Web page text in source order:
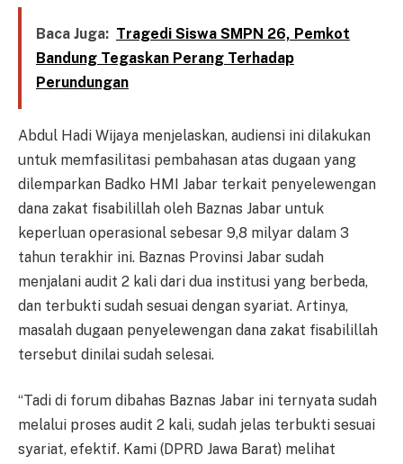
Baca Juga: Tragedi Siswa SMPN 26, Pemkot
Bandung Tegaskan Perang Terhadap
Perundungan
Abdul Hadi Wijaya menjelaskan, audiensi ini dilakukan
untuk memfasilitasi pembahasan atas dugaan yang
dilemparkan Badko HMI Jabar terkait penyelewengan
dana zakat fisabilillah oleh Baznas Jabar untuk
keperluan operasional sebesar 9,8 milyar dalam 3
tahun terakhir ini. Baznas Provinsi Jabar sudah
menjalani audit 2 kali dari dua institusi yang berbeda,
dan terbukti sudah sesuai dengan syariat. Artinya,
masalah dugaan penyelewengan dana zakat fisabilillah
tersebut dinilai sudah selesai.
“Tadi di forum dibahas Baznas Jabar ini ternyata sudah
melalui proses audit 2 kali, sudah jelas terbukti sesuai
syariat, efektif. Kami (DPRD Jawa Barat) melihat